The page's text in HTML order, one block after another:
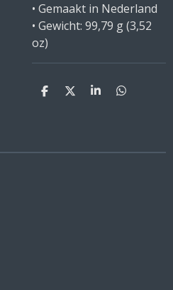
• Gemaakt in Nederland
• Gewicht: 99,79 g (3,52
oz)
D
D
S
D